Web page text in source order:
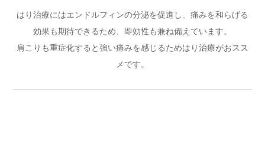
はり治療にはエンドルフィンの分泌を促進し、痛みを和らげる
効果も期待できるため、即効性も兼ね備えています。
肩こりも重症化すると強い痛みを感じるためはり治療がおスス
メです。